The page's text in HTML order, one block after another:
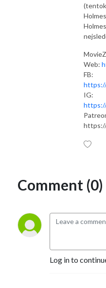
Web:
FB:
IG:
Comment (0)
Log in to